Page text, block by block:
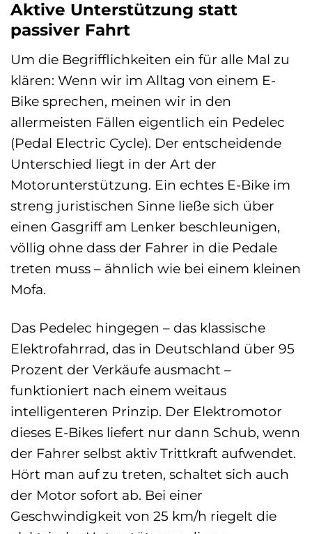
Aktive Unterstützung statt
passiver Fahrt
Um die Begrifflichkeiten ein für alle Mal zu
klären: Wenn wir im Alltag von einem E-
Bike sprechen, meinen wir in den
allermeisten Fällen eigentlich ein Pedelec
(Pedal Electric Cycle). Der entscheidende
Unterschied liegt in der Art der
Motorunterstützung. Ein echtes E-Bike im
streng juristischen Sinne ließe sich über
einen Gasgriff am Lenker beschleunigen,
völlig ohne dass der Fahrer in die Pedale
treten muss – ähnlich wie bei einem kleinen
Mofa.
Das Pedelec hingegen – das klassische
Elektrofahrrad, das in Deutschland über 95
Prozent der Verkäufe ausmacht –
funktioniert nach einem weitaus
intelligenteren Prinzip. Der Elektromotor
dieses E-Bikes liefert nur dann Schub, wenn
der Fahrer selbst aktiv Trittkraft aufwendet.
Hört man auf zu treten, schaltet sich auch
der Motor sofort ab. Bei einer
Geschwindigkeit von 25 km/h riegelt die